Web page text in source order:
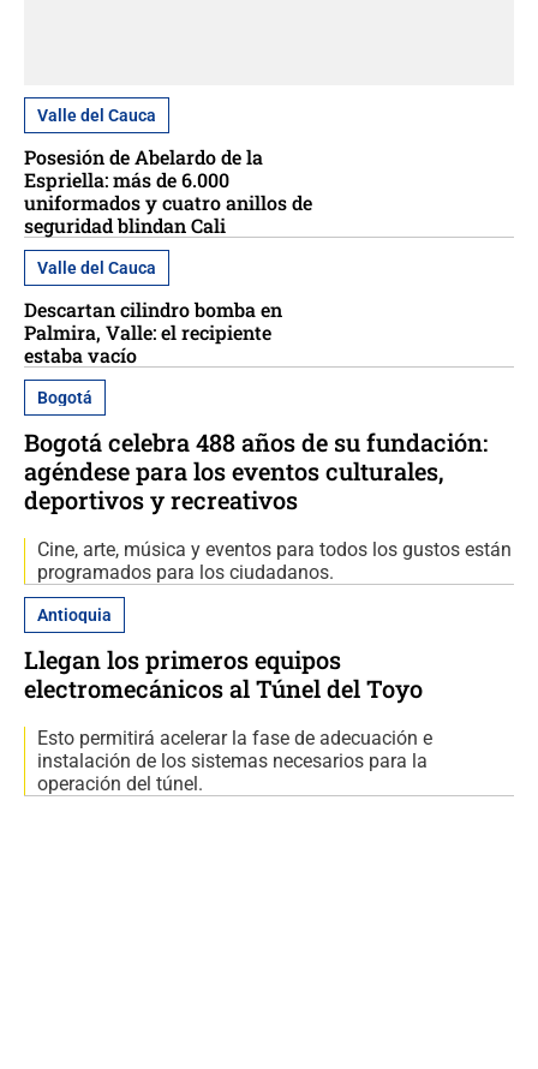
Valle del Cauca
Posesión de Abelardo de la
Espriella: más de 6.000
uniformados y cuatro anillos de
seguridad blindan Cali
Valle del Cauca
Descartan cilindro bomba en
Palmira, Valle: el recipiente
estaba vacío
Bogotá
Bogotá celebra 488 años de su fundación:
agéndese para los eventos culturales,
deportivos y recreativos
Cine, arte, música y eventos para todos los gustos están
programados para los ciudadanos.
Antioquia
Llegan los primeros equipos
electromecánicos al Túnel del Toyo
Esto permitirá acelerar la fase de adecuación e
instalación de los sistemas necesarios para la
operación del túnel.